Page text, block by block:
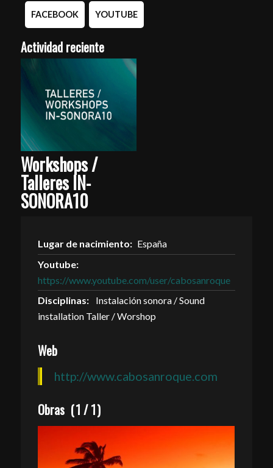
FACEBOOK YOUTUBE
Actividad reciente
Workshops /
Talleres IN-
SONORA10
Lugar de nacimiento: España
Youtube:
https://www.youtube.com/user/cabosanroque
Disciplinas:
Instalación sonora / Sound
installation Taller / Worshop
Web
http://www.cabosanroque.com
Obras (1 /1)